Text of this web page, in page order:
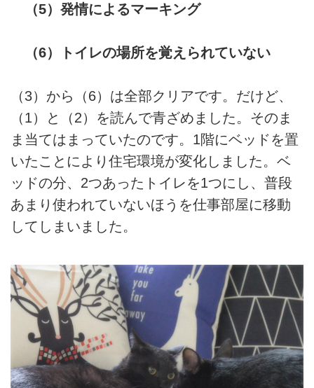
（5）発情によるマーキング
（6）トイレの場所を覚えられていない
（3）から（6）は全部クリアです。だけど、
（1）と（2）を読んで青ざめました。そのま
ま当てはまっていたのです。1階にベッドを置
いたことにより住宅環境が変化しました。ベ
ッドの分、2つあったトイレを1つにし、普段
あまり使われていないほうを仕事部屋に移動
してしまいました。